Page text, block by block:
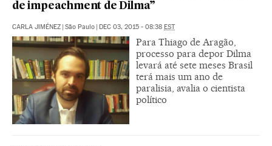
de impeachment de Dilma”
CARLA JIMÉNEZ | São Paulo | DEC 03, 2015 - 08:38 EST
Para Thiago de Aragão,
processo para depor Dilma
levará até sete meses Brasil
terá mais um ano de
paralisia, avalia o cientista
político